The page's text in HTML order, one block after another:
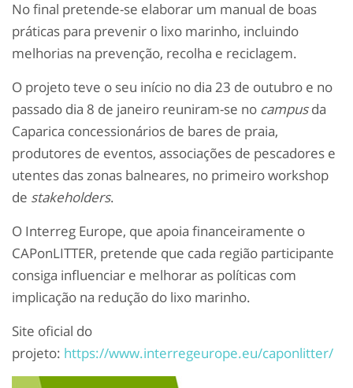
No final pretende-se elaborar um manual de boas
práticas para prevenir o lixo marinho, incluindo
melhorias na prevenção, recolha e reciclagem.
O projeto teve o seu início no dia 23 de outubro e no
passado dia 8 de janeiro reuniram-se no campusda
Caparica concessionários de bares de praia,
produtores de eventos, associações de pescadores e
utentes das zonas balneares, no primeiro workshop
de stakeholders.
O Interreg Europe, que apoia financeiramente o
CAPonLITTER, pretende que cada região participante
consiga influenciar e melhorar as políticas com
implicação na redução do lixo marinho.
Site oficial do
projeto: https://www.interregeurope.eu/caponlitter/